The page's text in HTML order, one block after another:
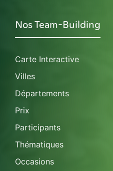
Nos Team-Building
Carte Interactive
Villes
Départements
Prix
Participants
Thématiques
Occasions